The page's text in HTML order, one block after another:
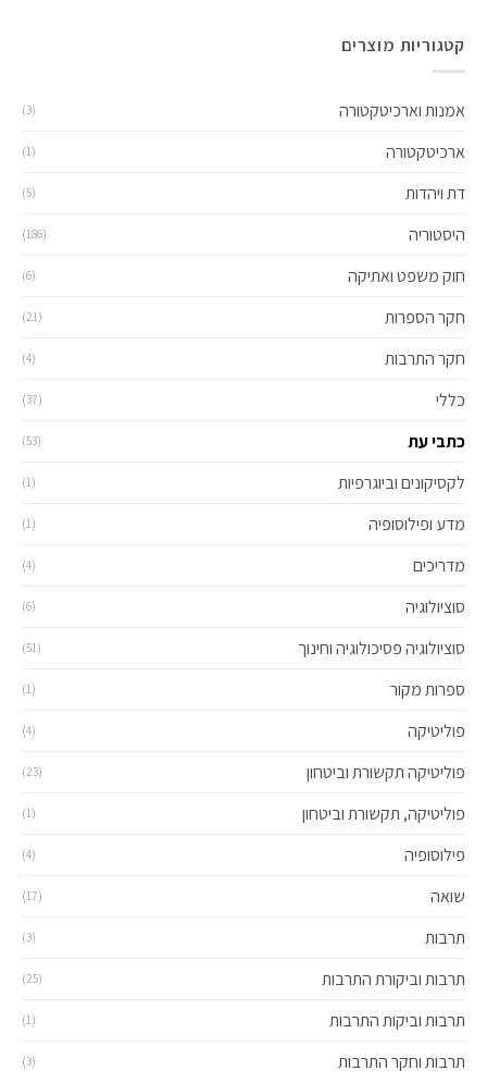
קטגוריות מוצרים
אמנות וארכיטקטורה (3)
ארכיטקטורה (1)
דת ויהדות (5)
היסטוריה (186)
חוק משפט ואתיקה (6)
חקר הספרות (21)
חקר התרבות (4)
כללי (37)
כתבי עת (53)
לקסיקונים וביוגרפיות (1)
מדע ופילוסופיה (1)
מדריכים (4)
סוציולוגיה (6)
סוציולוגיה פסיכולוגיה וחינוך (51)
ספרות מקור (1)
פוליטיקה (4)
פוליטיקה תקשורת וביטחון (23)
פוליטיקה, תקשורת וביטחון (1)
פילוסופיה (4)
שואה (17)
תרבות (3)
תרבות וביקורת התרבות (25)
תרבות וביקות התרבות (1)
תרבות וחקר התרבות (3)